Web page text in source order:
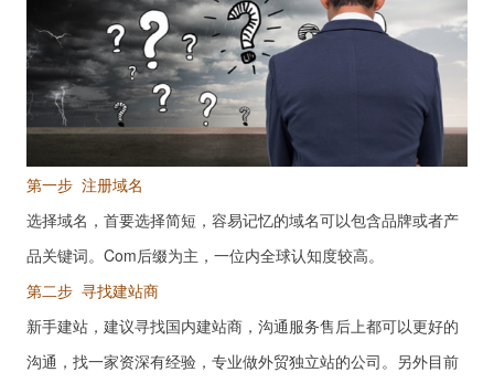
第一步 注册域名
选择域名，首要选择简短，容易记忆的域名可以包含品牌或者产
品关键词。Com后缀为主，一位内全球认知度较高。
第二步 寻找建站商
新手建站，建议寻找国内建站商，沟通服务售后上都可以更好的
沟通，找一家资深有经验，专业做外贸独立站的公司。另外目前